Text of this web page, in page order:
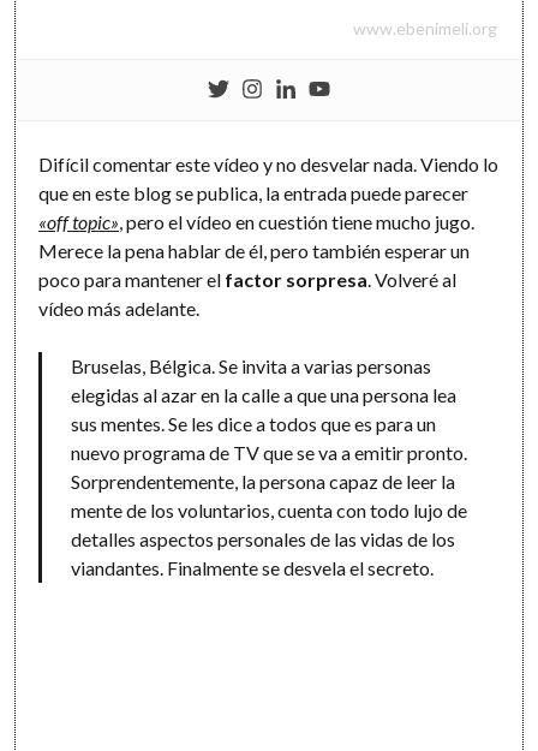
www.ebenimeli.org
Difícil comentar este vídeo y no desvelar nada. Viendo lo
que en este blog se publica, la entrada puede parecer
«off topic», pero el vídeo en cuestión tiene mucho jugo.
Merece la pena hablar de él, pero también esperar un
poco para mantener el factor sorpresa. Volveré al
vídeo más adelante.
Bruselas, Bélgica. Se invita a varias personas
elegidas al azar en la calle a que una persona lea
sus mentes. Se les dice a todos que es para un
nuevo programa de TV que se va a emitir pronto.
Sorprendentemente, la persona capaz de leer la
mente de los voluntarios, cuenta con todo lujo de
detalles aspectos personales de las vidas de los
viandantes. Finalmente se desvela el secreto.